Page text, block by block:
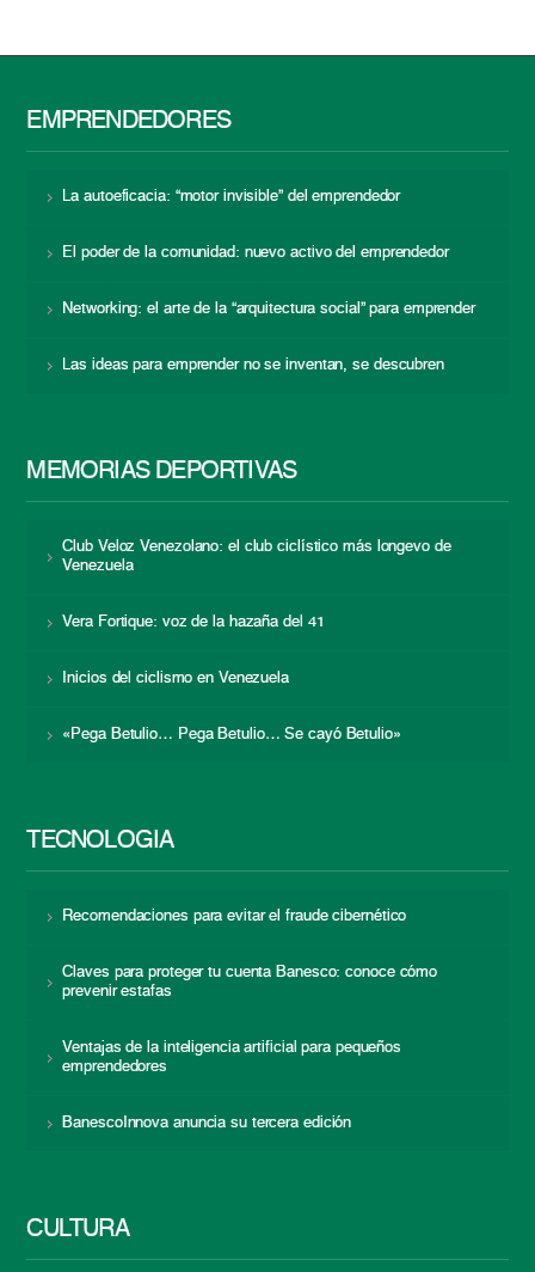
EMPRENDEDORES
La autoeficacia: “motor invisible” del emprendedor
El poder de la comunidad: nuevo activo del emprendedor
Networking: el arte de la “arquitectura social” para emprender
Las ideas para emprender no se inventan, se descubren
MEMORIAS DEPORTIVAS
Club Veloz Venezolano: el club ciclístico más longevo de
Venezuela
Vera Fortique: voz de la hazaña del 41
Inicios del ciclismo en Venezuela
«Pega Betulio… Pega Betulio… Se cayó Betulio»
TECNOLOGÍA
Recomendaciones para evitar el fraude cibernético
Claves para proteger tu cuenta Banesco: conoce cómo
prevenir estafas
Ventajas de la inteligencia artificial para pequeños
emprendedores
BanescoInnova anuncia su tercera edición
CULTURA